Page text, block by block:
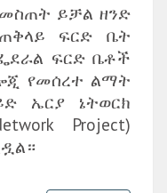
ይቻል ዘንድ
ፍርድ ቤት
ፍርድ ቤቶች
የመሰረተ ልማት
ኤርያ ኔትወርክ
Project)